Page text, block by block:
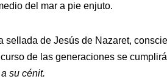
del mar a pie enjuto.
de Jesús de Nazaret,
de las generaciones se
a su cénit.